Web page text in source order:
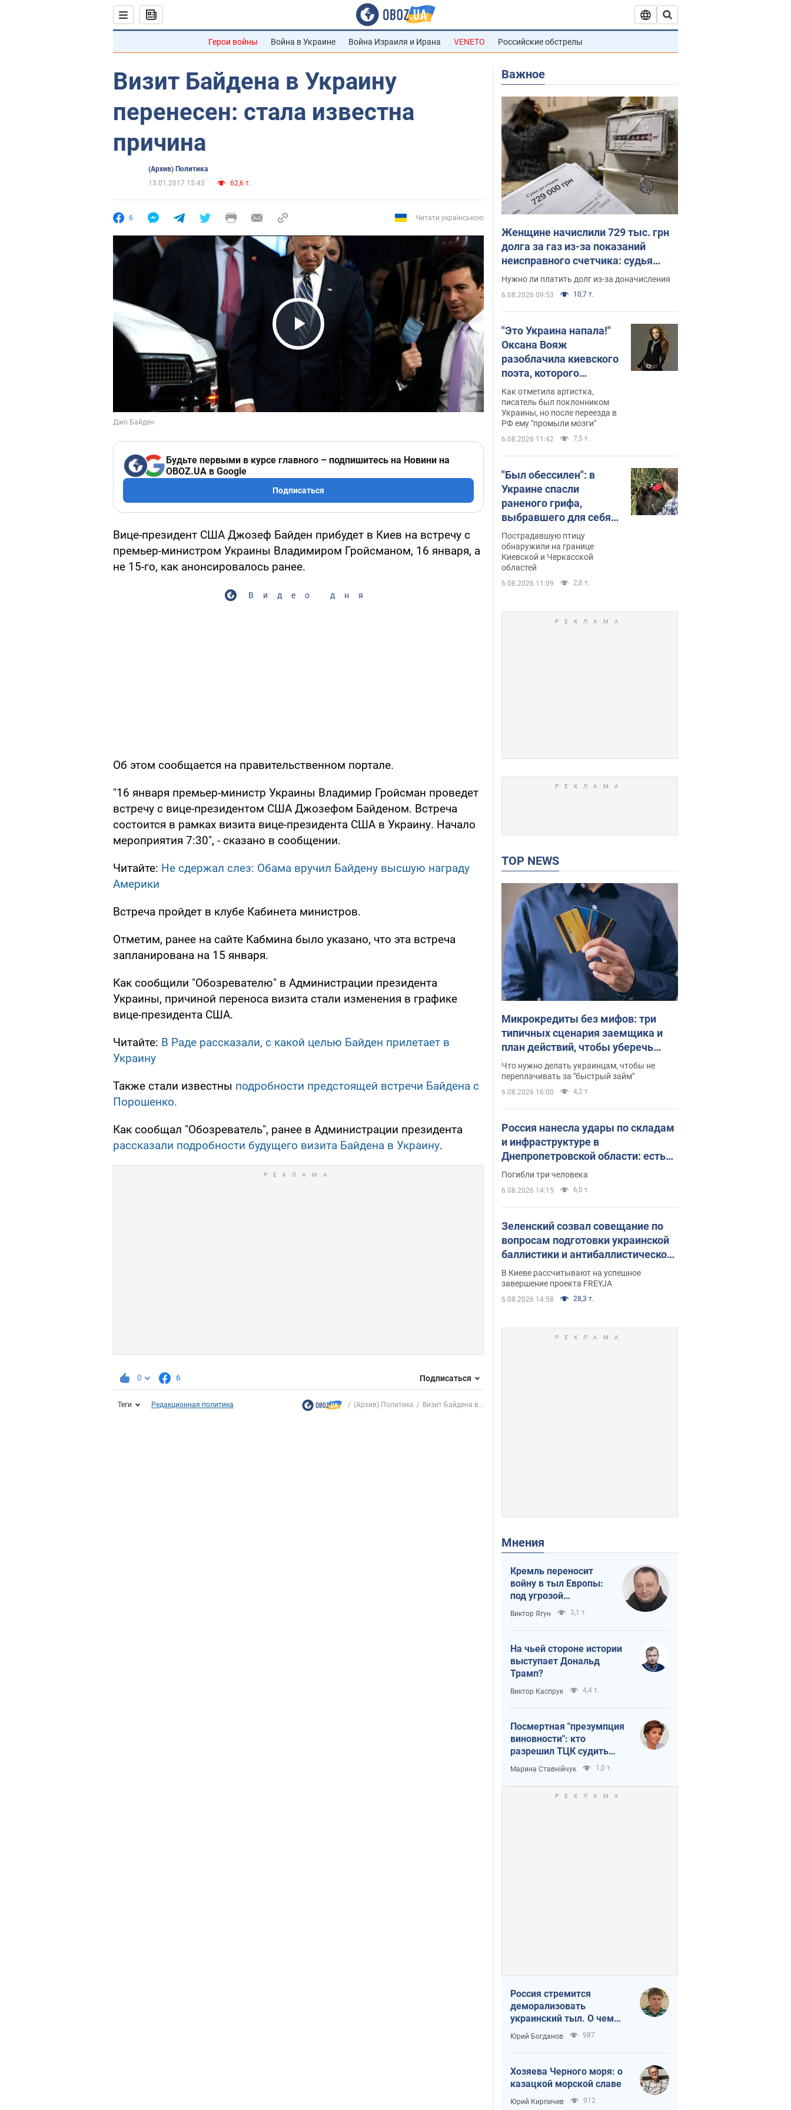
Герои войны Война в Украине Война Израиля и Ирана VENETO Российские обстрелы
Визит Байдена в Украину
перенесен: стала известна
причина
(Архив) Политика
13.01.2017 15:43
62,6 т.
6 Читати українською
Play Video
Будьте первыми в курсе главного – подпишитесь на Новини на
OBOZ.UA в Google
Подписаться
Вице-президент США Джозеф Байден прибудет в Киев на встречу с
премьер-министром Украины Владимиром Гройсманом, 16 января, а
не 15-го, как анонсировалось ранее.
Видео дня
Об этом сообщается на правительственном портале.
"16 января премьер-министр Украины Владимир Гройсман проведет
встречу с вице-президентом США Джозефом Байденом. Встреча
состоится в рамках визита вице-президента США в Украину. Начало
мероприятия 7:30", - сказано в сообщении.
Читайте: Не сдержал слез: Обама вручил Байдену высшую награду
Америки
Встреча пройдет в клубе Кабинета министров.
Отметим, ранее на сайте Кабмина было указано, что эта встреча
запланирована на 15 января.
Как сообщили "Обозревателю" в Администрации президента
Украины, причиной переноса визита стали изменения в графике
вице-президента США.
Читайте: В Раде рассказали, с какой целью Байден прилетает в
Украину
Также стали известны подробности предстоящей встречи Байдена с
Порошенко.
Как сообщал "Обозреватель", ранее в Администрации президента
рассказали подробности будущего визита Байдена в Украину.
0 6 Подписаться
Теги Редакционная политика (Архив) Политика Визит Байдена в...
Важное
Женщине начислили 729 тыс. грн
долга за газ из-за показаний
неисправного счетчика: судья
вынес неожиданное решение
Нужно ли платить долг из-за доначисления
6.08.2026 09:53 10,7 т.
"Это Украина напала!"
Оксана Вояж
разоблачила киевского
поэта, которого
"зазомбировали": он
даже русского не знал,
а теперь хочет
геноцида украинцев
Как отметила артистка,
писатель был поклонником
Украины, но после переезда в
РФ ему "промыли мозги"
6.08.2026 11:42 7,5 т.
"Был обессилен": в
Украине спасли
раненого грифа,
выбравшего для себя
нетипичный маршрут.
Фото
Пострадавшую птицу
обнаружили на границе
Киевской и Черкасской
областей
6.08.2026 11:09 2,8 т.
TOP NEWS
Микрокредиты без мифов: три
типичных сценария заемщика и
план действий, чтобы уберечь
свои деньги
Что нужно делать украинцам, чтобы не
переплачивать за "быстрый займ"
6.08.2026 16:00 4,2 т.
Россия нанесла удары по складам
и инфраструктуре в
Днепропетровской области: есть
погибшие и раненые. Фото
Погибли три человека
6.08.2026 14:15 6,0 т.
Зеленский созвал совещание по
вопросам подготовки украинской
баллистики и антибаллистической
программы FREYJA: какие
решения готовятся
В Киеве рассчитывают на успешное
завершение проекта FREYJA
6.08.2026 14:58 28,3 т.
Мнения
Кремль переносит
войну в тыл Европы:
под угрозой
критическая
логистика
Виктор Ягун 3,1 т.
На чьей стороне истории
выступает Дональд
Трамп?
Виктор Каспрук 4,4 т.
Посмертная "презумпция
виновности": кто
разрешил ТЦК судить
погибших защитников
Марина Ставнійчук 1,0 т.
Россия стремится
деморализовать
украинский тыл. О чем
стоит себе напомнить
Юрий Богданов 987
Хозяева Черного моря: о
казацкой морской славе
Юрий Кирпичев 912